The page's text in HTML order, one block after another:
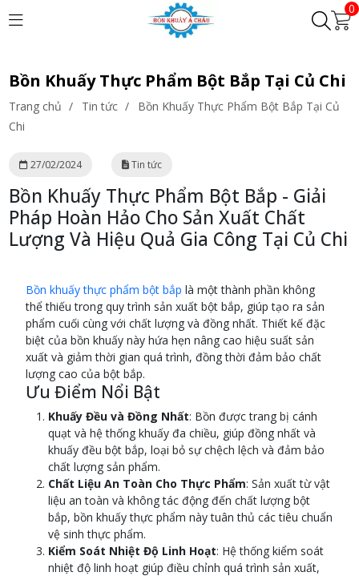
0
Bồn Khuấy Thực Phẩm Bột Bắp Tại Củ Chi
Trang chủ / Tin tức /
Bồn Khuấy Thực Phẩm Bột Bắp Tại Củ
Chi
27/02/2024 Tin tức
Bồn Khuấy Thực Phẩm Bột Bắp - Giải
Pháp Hoàn Hảo Cho Sản Xuất Chất
Lượng Và Hiệu Quả Gia Công Tại Củ Chi
Bồn khuấy thực phẩm bột bắp là một thành phần không
thể thiếu trong quy trình sản xuất bột bắp, giúp tạo ra sản
phẩm cuối cùng với chất lượng và đồng nhất. Thiết kế đặc
biệt của bồn khuấy này hứa hẹn nâng cao hiệu suất sản
xuất và giảm thời gian quá trình, đồng thời đảm bảo chất
lượng cao của bột bắp.
Ưu Điểm Nổi Bật
Khuấy Đều và Đồng Nhất: Bồn được trang bị cánh
quạt và hệ thống khuấy đa chiều, giúp đồng nhất và
khuấy đều bột bắp, loại bỏ sự chệch lệch và đảm bảo
chất lượng sản phẩm.
Chất Liệu An Toàn Cho Thực Phẩm: Sản xuất từ vật
liệu an toàn và không tác động đến chất lượng bột
bắp, bồn khuấy thực phẩm này tuân thủ các tiêu chuẩn
vệ sinh thực phẩm.
Kiểm Soát Nhiệt Độ Linh Hoạt: Hệ thống kiểm soát
nhiệt độ linh hoạt giúp điều chỉnh quá trình sản xuất,